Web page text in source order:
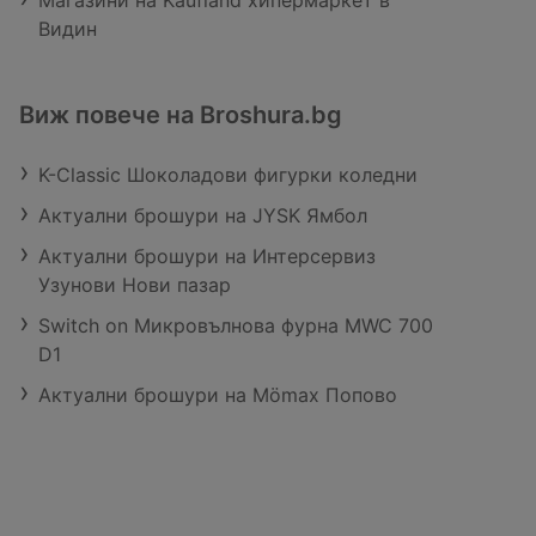
Видин
Виж повече на Broshura.bg
K-Classic Шоколадови фигурки коледни
Актуални брошури на JYSK Ямбол
Актуални брошури на Интерсервиз
Узунови Нови пазар
Switch on Микровълнова фурна MWC 700
D1
Актуални брошури на Mömax Попово